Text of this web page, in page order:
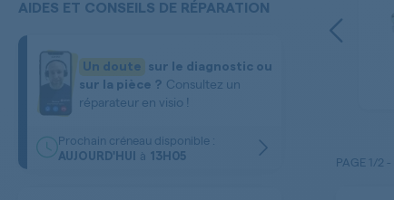
Trappe - Cache -
Capot - Bouchon
Pompe de Vidange
Peluche - Filtre
Electrovanne -
AIDES ET CONSEILS DE RÉPARATION
Un doute
sur le diagnostic ou
sur la pièce ? Consultez un
réparateur en visio !
Prochain créneau disponible :
AUJOURD'HUI à 13H05 PAGE 1/2 -